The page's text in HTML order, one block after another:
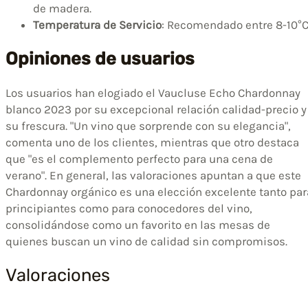
de madera.
Temperatura de Servicio: Recomendado entre 8-10°C
Opiniones de usuarios
Los usuarios han elogiado el Vaucluse Echo Chardonnay
blanco 2023 por su excepcional relación calidad-precio y
su frescura. "Un vino que sorprende con su elegancia",
comenta uno de los clientes, mientras que otro destaca
que "es el complemento perfecto para una cena de
verano". En general, las valoraciones apuntan a que este
Chardonnay orgánico es una elección excelente tanto
principiantes como para conocedores del vino,
consolidándose como un favorito en las mesas de
quienes buscan un vino de calidad sin compromisos.
Valoraciones